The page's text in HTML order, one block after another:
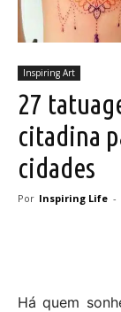
Inspiring Art
27
citadina
cidades
Por Inspiring Life -
Há quem